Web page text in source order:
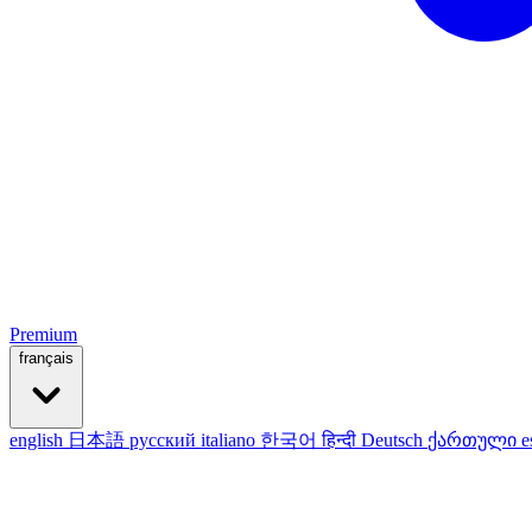
Premium
français
english 日本語 русский italiano 한국어हिन्दी Deutsch ქართული